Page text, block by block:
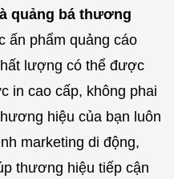
quảng bá thương
ấn phẩm quảng cáo
lượng có thể được
in cao cấp, không phai
hiệu của bạn luôn
marketing di động,
thương hiệu tiếp cận